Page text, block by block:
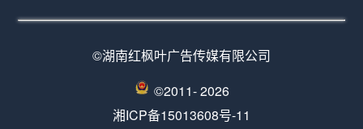
©湖南红枫叶广告传媒有限公司
©2011-2026
湘ICP备15013608号-11